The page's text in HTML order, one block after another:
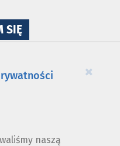
SIĘNA
WYKORZYSTANIE
×
naszą